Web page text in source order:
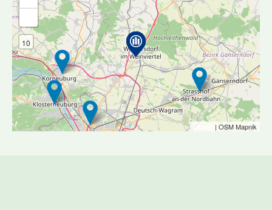
10
| OSM Mapnik